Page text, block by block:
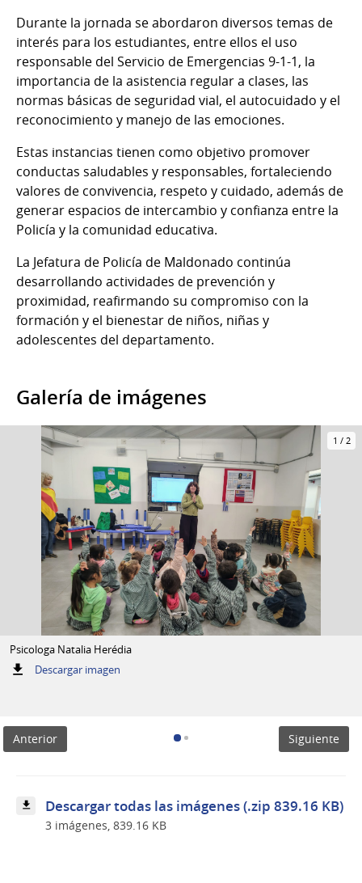
Durante la jornada se abordaron diversos temas de
interés para los estudiantes, entre ellos el uso
responsable del Servicio de Emergencias 9-1-1, la
importancia de la asistencia regular a clases, las
normas básicas de seguridad vial, el autocuidado y el
reconocimiento y manejo de las emociones.
Estas instancias tienen como objetivo promover
conductas saludables y responsables, fortaleciendo
valores de convivencia, respeto y cuidado, además de
generar espacios de intercambio y confianza entre la
Policía y la comunidad educativa.
La Jefatura de Policía de Maldonado continúa
desarrollando actividades de prevención y
proximidad, reafirmando su compromiso con la
formación y el bienestar de niños, niñas y
adolescentes del departamento.
Galería de imágenes
1 / 2
Psicologa Natalia Herédia
Descargar imagen:
Anterior
Siguiente
Descargar todas las imágenes (.zip 839.16 KB)
3 imágenes, 839.16 KB